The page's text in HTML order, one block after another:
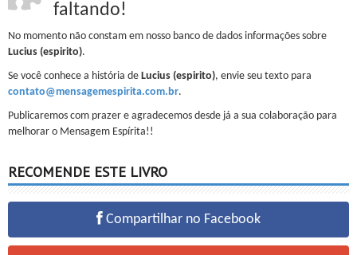
faltando!
No momento não constam em nosso banco de dados informações sobre
Lucius (espirito).
Se você conhece a história de Lucius (espirito), envie seu texto para
contato@mensagemespirita.com.br.
Publicaremos com prazer e agradecemos desde já a sua colaboração para
melhorar o Mensagem Espírita!!
RECOMENDE ESTE LIVRO
Compartilhar no Facebook